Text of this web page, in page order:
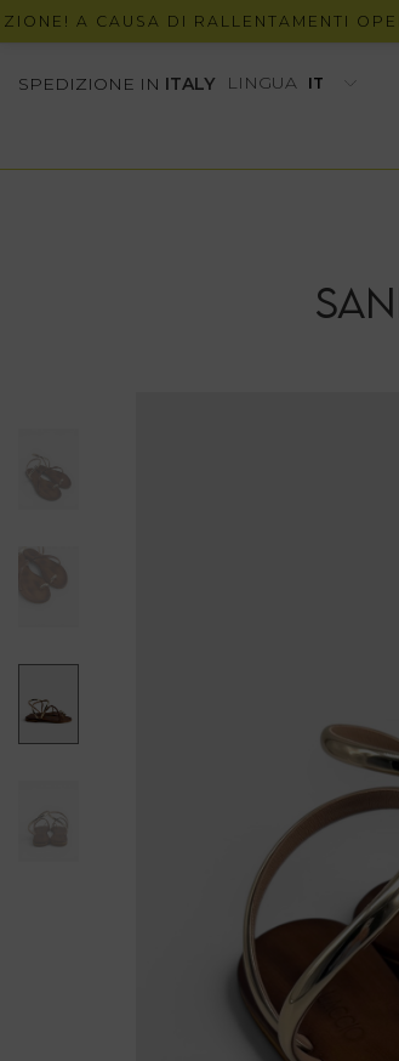
A CAUSA DI RALLENTAMENTI
SPEDIZIONE IN ITALY LINGUA